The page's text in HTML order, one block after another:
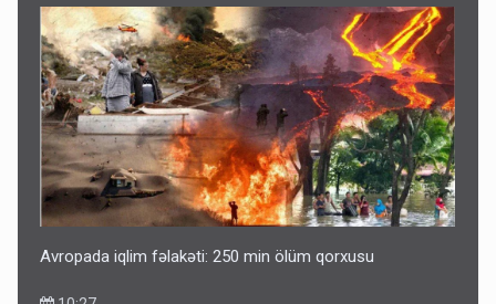
Avropada iqlim fəlakəti: 250 min ölüm qorxusu